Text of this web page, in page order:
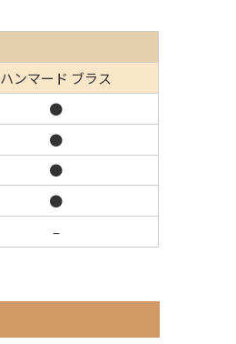
ハンマード ブラス
●
●
●
●
–